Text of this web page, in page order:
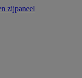
zijpaneel